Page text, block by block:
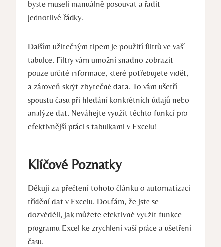
byste museli manuálně posouvat a řadit
jednotlivé řádky.
Dalším užitečným tipem je použití filtrů ve vaší
tabulce. Filtry vám umožní snadno zobrazit
pouze určité informace, které potřebujete vidět,
a zároveň skrýt zbytečné data. To vám ušetří
spoustu času při hledání konkrétních údajů nebo
analýze dat. Neváhejte využít těchto funkcí pro
efektivnější práci s tabulkami v Excelu!
Klíčové Poznatky
Děkuji za přečtení tohoto článku o automatizaci
třídění dat v Excelu. Doufám, že jste se
dozvěděli, jak můžete efektivně využít funkce
programu Excel ke zrychlení vaší práce a ušetření
času.